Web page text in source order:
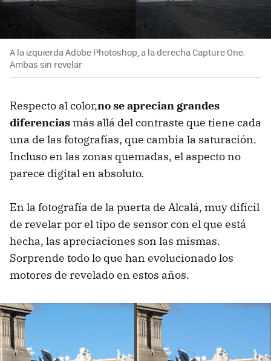
A la izquierda Adobe Photoshop, a la derecha Capture One.
Ambas sin revelar
Respecto al color,no se aprecian grandes
diferencias más allá del contraste que tiene cada
una de las fotografías, que cambia la saturación.
Incluso en las zonas quemadas, el aspecto no
parece digital en absoluto.
En la fotografía de la puerta de Alcalá, muy difícil
de revelar por el tipo de sensor con el que está
hecha, las apreciaciones son las mismas.
Sorprende todo lo que han evolucionado los
motores de revelado en estos años.